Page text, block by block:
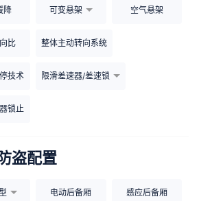
降 可变悬架 空气悬架
比 整体主动转向系统
技术 限滑差速器/差速锁
锁止
盗配置
电动后备厢 感应后备厢